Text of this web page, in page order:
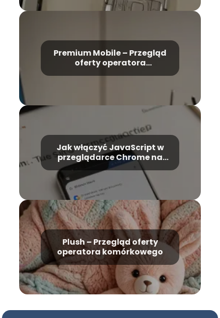
Premium Mobile – Przegląd
oferty operatora
Jak włączyć JavaScript w
przeglądarce Chrome na
telefonie z Androidem?
Plush – Przegląd oferty
operatora komórkowego